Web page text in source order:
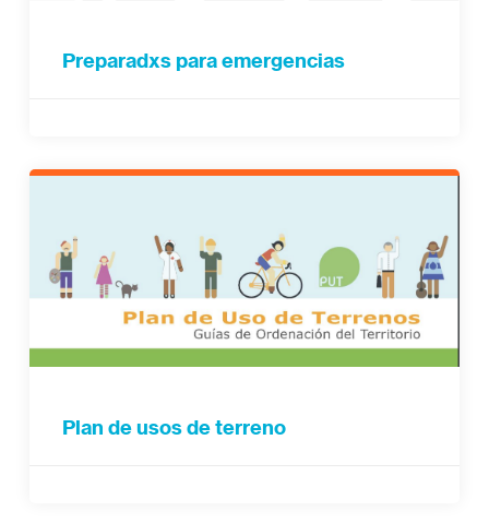
Preparadxs para emergencias
Plan de usos de terreno